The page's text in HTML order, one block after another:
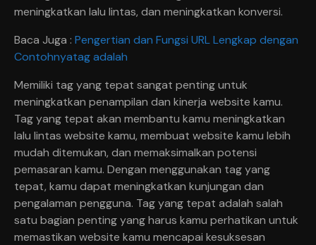
meningkatkan lalu lintas, dan meningkatkan konversi.
Baca Juga : Pengertian dan Fungsi URL Lengkap dengan
Contohnyatag adalah
Memiliki tag yang tepat sangat penting untuk
meningkatkan penampilan dan kinerja website kamu.
Tag yang tepat akan membantu kamu meningkatkan
lalu lintas website kamu, membuat website kamu lebih
mudah ditemukan, dan memaksimalkan potensi
pemasaran kamu. Dengan menggunakan tag yang
tepat, kamu dapat meningkatkan kunjungan dan
pengalaman pengguna. Tag yang tepat adalah salah
satu bagian penting yang harus kamu perhatikan untuk
memastikan website kamu mencapai kesuksesan